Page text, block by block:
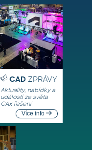
CADZPRÁVY
Aktuality, nabídky a
události ze světa
CAx řešení
Více info